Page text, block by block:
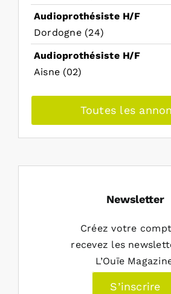
Audioprothésiste H/F
Dordogne (24)
Audioprothésiste H/F
Aisne (02)
Toutes les
Newsletter
Créez votre
recevez les
L’Ouïe
S’inscrire